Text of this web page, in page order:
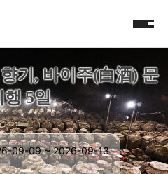
기, 바이주(白酒) 문
행 5일
09-09 ~ 2026-09-13